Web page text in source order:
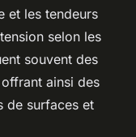
et les tendeurs
selon les
souvent des
ainsi des
de surfaces et